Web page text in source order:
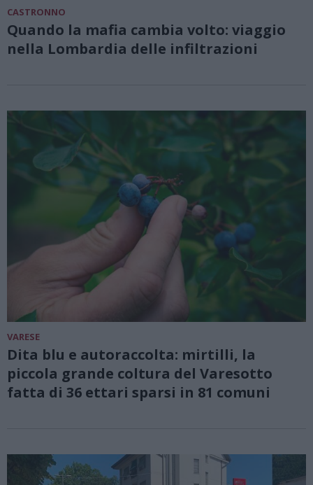
CASTRONNO
Quando la mafia cambia volto: viaggio
nella Lombardia delle infiltrazioni
VARESE
Dita blu e autoraccolta: mirtilli, la
piccola grande coltura del Varesotto
fatta di 36 ettari sparsi in 81 comuni